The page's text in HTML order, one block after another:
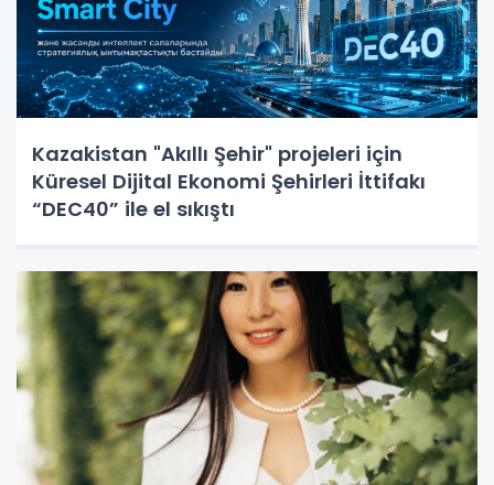
Kazakistan "Akıllı Şehir" projeleri için
Küresel Dijital Ekonomi Şehirleri İttifakı
“DEC40” ile el sıkıştı